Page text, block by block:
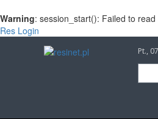
Warning: session_start(): Failed to
Res Login
Pt.,